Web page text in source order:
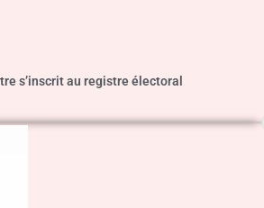
s’inscrit au registre électoral